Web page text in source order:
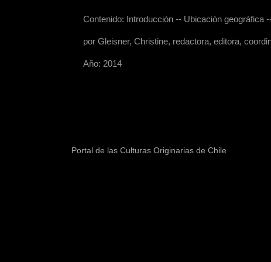
Contenido: Introducción -- Ubicación
por Gleisner, Christine, redactora, editora,
Año: 2014
Portal de las Culturas Originarias de Chile